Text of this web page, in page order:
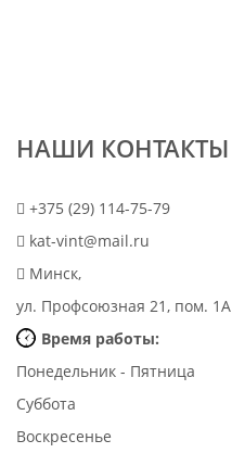
НАШИ КОНТАКТЫ
+375 (29) 114-75-79
kat-vint@mail.ru
Минск,
ул. Профсоюзная 21, пом. 1А
Время работы:
Понедельник - Пятница
Суббота
Воскресенье